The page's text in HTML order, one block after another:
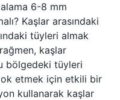
6-8 mm
Kaşlar arasındaki
tüyleri almak
kaşlar
bölgedeki tüyleri
etmek için etkili bir
kullanarak kaşlar